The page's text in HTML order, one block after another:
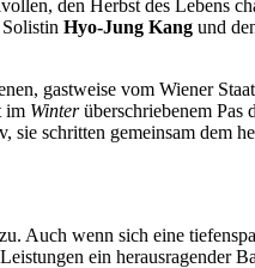
den Herbst des Lebens
Hyo-Jung Kang und
gastweise vom Wiener
im Winterüberschriebenem Pas
schritten gemeinsam dem
Auch wenn sich eine
ein herausragender